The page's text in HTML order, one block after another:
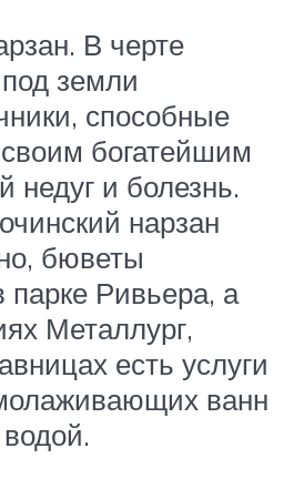
В черте
земли
способные
богатейшим
недуг и болезнь.
нарзан
бюветы
Ривьера, а
Металлург,
есть услуги
ванн